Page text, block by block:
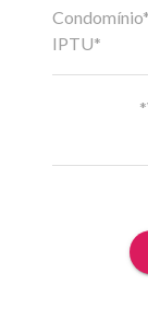
Condomínio*
IPTU*